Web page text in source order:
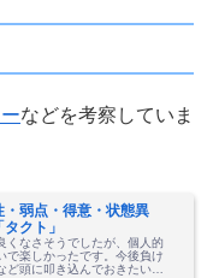
などを考察していま
弱点・得意・状態異
クト」
くなさそうでしたが、個人的
で楽しかったです。今後負け
ど頭に叩き込んでおきたいと